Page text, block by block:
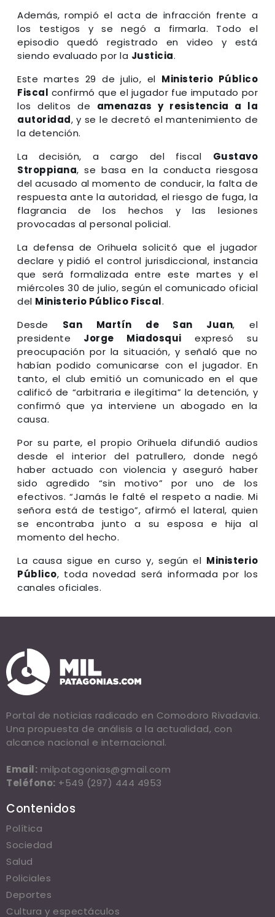
Además, rompió el acta de infracción frente a
los testigos y se negó a firmarla. Todo el
episodio quedó registrado en video y está
siendo evaluado por la Justicia.
Este martes 29 de julio, el Ministerio Público
Fiscal confirmó que el jugador fue imputado por
los delitos de amenazas y resistencia a la
autoridad, y se le decretó el mantenimiento de
la detención.
La decisión, a cargo del fiscal Gustavo
Stroppiana, se basa en la conducta riesgosa
del acusado al momento de conducir, la falta de
respuesta ante la autoridad, el riesgo de fuga, la
flagrancia de los hechos y las lesiones
provocadas al personal policial.
La defensa de Orihuela solicitó que el jugador
declare y pidió el control jurisdiccional, instancia
que será formalizada entre este martes y el
miércoles 30 de julio, según el comunicado oficial
del Ministerio Público Fiscal.
Desde San Martín de San Juan, el
presidente Jorge Miadosqui expresó su
preocupación por la situación, y señaló que no
habían podido comunicarse con el jugador. En
tanto, el club emitió un comunicado en el que
calificó de “arbitraria e ilegítima” la detención, y
confirmó que ya interviene un abogado en la
causa.
Por su parte, el propio Orihuela difundió audios
desde el interior del patrullero, donde negó
haber actuado con violencia y aseguró haber
sido agredido “sin motivo” por uno de los
efectivos. “Jamás le falté el respeto a nadie. Mi
señora está de testigo”, afirmó el lateral, quien
se encontraba junto a su esposa e hija al
momento del hecho.
La causa sigue en curso y, según el Ministerio
Público, toda novedad será informada por los
canales oficiales.
Portal de noticias radicado en Comodoro Rivadavia.
Una propuesta de análisis a la actualidad, con
alcance nacional e internacional.
Email: milpatagonias@gmail.com
Teléfono: +549 (297) 444 4953
Contenidos
Política
Sociedad
Salud
Policiales
Deportes
Cultura y espectáculos